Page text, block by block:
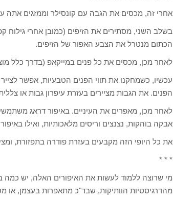
אחרי זה, מכסים את הגבה עם קונסילר וממזגים אתה
בשלב השני, מסתירים את הזיפים (כמובן אחרי
הכתום מנטרל את הצבע האפור של הזיפים.
לאחר מכן, מכסים את כל פנים במייקאפ (בדרך כלל
עכשיו, כשמחקנו את תווי הפנים הטבעיות, אפשר
הפנים. את הגבות מציירים בעזרת עיפרון גבות או
לאחר מכן, מאפרים את העיניים. באיפור דראג
אבקה בוהקות, נצנצים וריסים מלאכותיות, ואילו
את כל היופי הזה מקבעים בעזרת פודרה בתפזורת,
* * *
מי שרוצה ללמוד לעשות את האיפורים האלה, יש
מהדרגיסטיות הוותיקות, שבד"כ מתאפרות בעצמן, או